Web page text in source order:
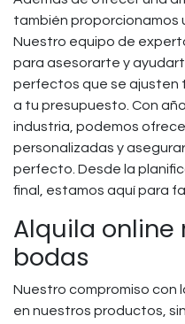
también proporcionamos
Nuestro equipo de
para asesorarte y
perfectos que se ajusten
a tu presupuesto. Con
industria, podemos
personalizadas y
perfecto. Desde la
final, estamos aquí para
Alquila
bodas
Nuestro compromiso con
en nuestros productos,